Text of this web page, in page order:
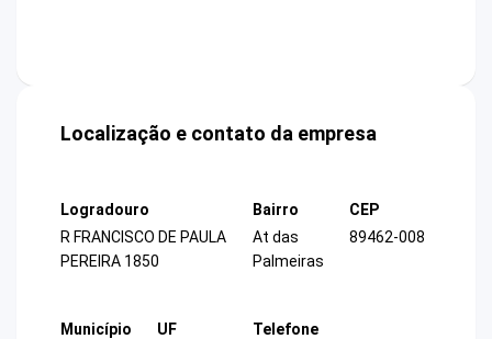
Localização e contato da empresa
Logradouro
R FRANCISCO DE PAULA
PEREIRA 1850
Bairro
At das
Palmeiras
CEP
89462-008
Município
UF
Telefone